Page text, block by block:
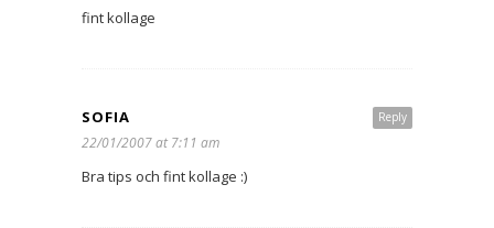
fint kollage
Reply
SOFIA
22/01/2007 at 7:11 am
Bra tips och fint kollage :)